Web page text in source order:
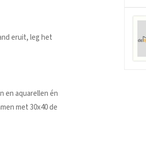
eruit, leg het
en aquarellen én
met 30x40 de